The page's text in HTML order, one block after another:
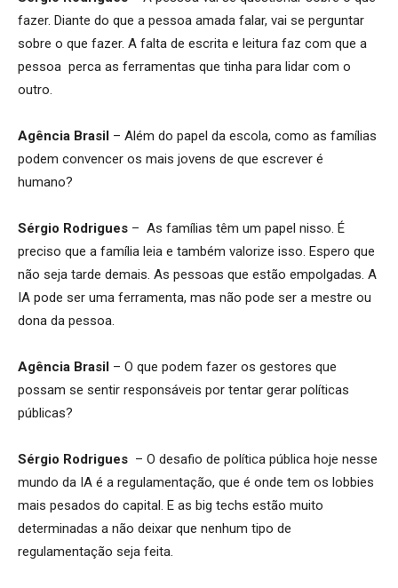
fazer. Diante do que a pessoa amada falar, vai se perguntar
sobre o que fazer. A falta de escrita e leitura faz com que a
pessoa perca as ferramentas que tinha para lidar com o
outro.
Agência Brasil – Além do papel da escola, como as famílias
podem convencer os mais jovens de que escrever é
humano?
Sérgio Rodrigues – As famílias têm um papel nisso. É
preciso que a família leia e também valorize isso. Espero que
não seja tarde demais. As pessoas que estão empolgadas. A
IA pode ser uma ferramenta, mas não pode ser a mestre ou
dona da pessoa.
Agência Brasil – O que podem fazer os gestores que
possam se sentir responsáveis por tentar gerar políticas
públicas?
Sérgio Rodrigues – O desafio de política pública hoje nesse
mundo da IA é a regulamentação, que é onde tem os lobbies
mais pesados do capital. E as big techs estão muito
determinadas a não deixar que nenhum tipo de
regulamentação seja feita.